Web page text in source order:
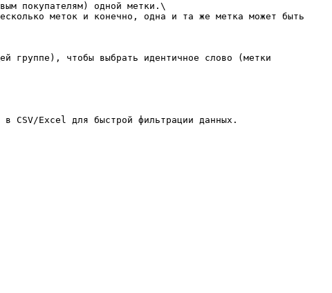
покупателям) одной метки.\
меток и конечно, одна и та же метка может быть
группе), чтобы выбрать идентичное слово (метки